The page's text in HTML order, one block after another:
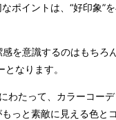
ポイントは、“好印象”
を意識するのはもちろ
なります。
わたって、カラーコー
っと素敵に見える色と